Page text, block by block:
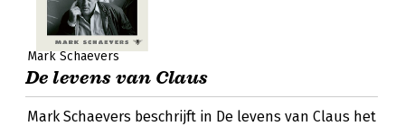
Mark Schaevers
De levens van Claus
Mark Schaevers beschrijft in De levens van Claus het